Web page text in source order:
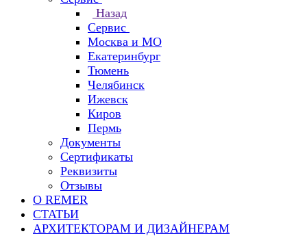
Назад
Сервис
Москва и МО
Екатеринбург
Тюмень
Челябинск
Ижевск
Киров
Пермь
Документы
Сертификаты
Реквизиты
Отзывы
О REMER
СТАТЬИ
АРХИТЕКТОРАМ И ДИЗАЙНЕРАМ